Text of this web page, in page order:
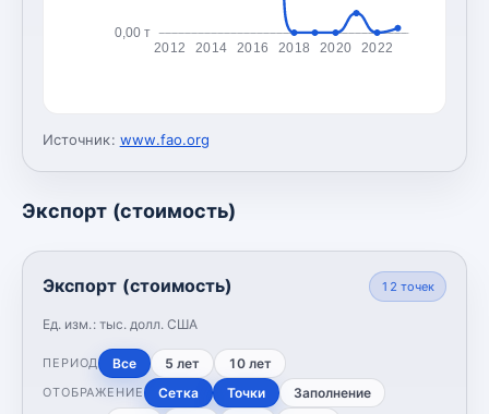
0,00 т
2012 2014 2016 2018 2020 2022
Источник: www.fao.org
Экспорт (стоимость)
Экспорт (стоимость)
Ед. изм.: тыс. долл. США
12 точек
ПЕРИОД Все 5 лет 10 лет
ОТОБРАЖЕНИЕ Сетка Точки Заполнение